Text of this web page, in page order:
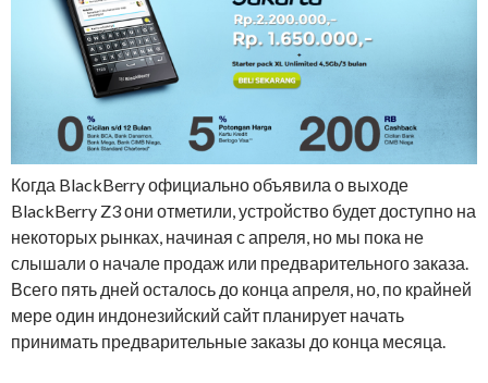
Когда BlackBerry официально объявила о выходе
BlackBerry Z3 они отметили, устройство будет доступно на
некоторых рынках, начиная с апреля, но мы пока не
слышали о начале продаж или предварительного заказа.
Всего пять дней осталось до конца апреля, но, по крайней
мере один индонезийский сайт планирует начать
принимать предварительные заказы до конца месяца.